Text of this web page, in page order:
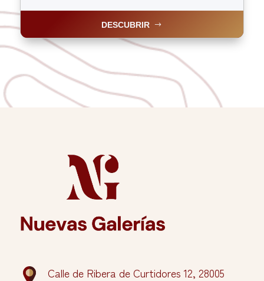
DESCUBRIR
Calle de Ribera de Curtidores 12, 28005